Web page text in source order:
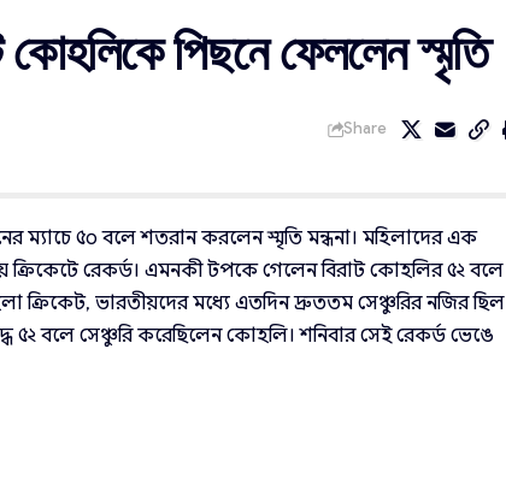
কোহলিকে পিছনে ফেললেন স্মৃতি
Share
ম্যাচে ৫০ বলে শতরান করলেন স্মৃতি মন্ধনা। মহিলাদের এক
ক্রিকেটে রেকর্ড। এমনকী টপকে গেলেন বিরাট কোহলির ৫২ বলে
ক্রিকেট, ভারতীয়দের মধ্যে এতদিন দ্রুততম সেঞ্চুরির নজির ছিল
৫২ বলে সেঞ্চুরি করেছিলেন কোহলি। শনিবার সেই রেকর্ড ভেঙে